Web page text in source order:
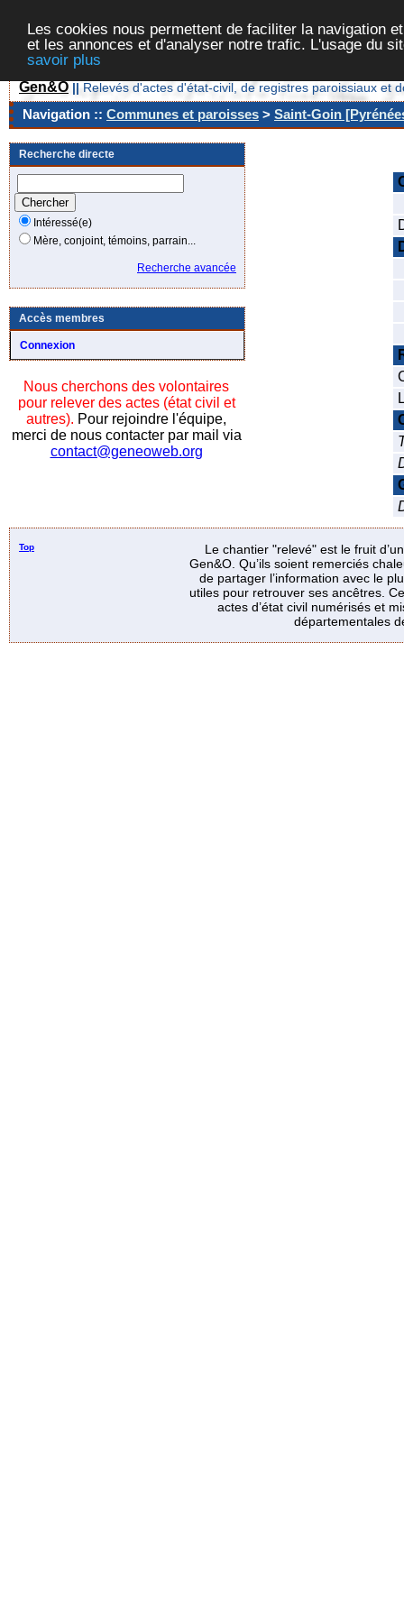
Les cookies nous permettent de faciliter la navigation
et les annonces et d'analyser notre trafic. L'usage du
savoir plus
Gen&O || Relevés d'actes d'état-civil, de registres paroissiaux et
Navigation :: Communes et paroisses > Saint-Goin
Recherche directe
Intéressé(e)
Mère, conjoint, témoins, parrain...
Recherche avancée
Accès membres
Connexion
Nous cherchons des volontaires
pour relever des actes (état civil et
autres). Pour rejoindre l'équipe,
merci de nous contacter par mail via
contact@geneoweb.org
Top
Le chantier "relevé" est le fruit
Gen&O. Qu’ils soient remerciés
de partager l’information avec le
utiles pour retrouver ses ancêtres.
actes d’état civil numérisés et
départementales